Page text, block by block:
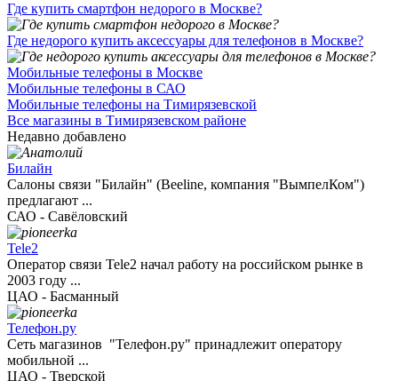
Где купить смартфон недорого в Москве?
Где недорого купить аксессуары для телефонов в Москве?
Мобильные телефоны в Москве
Мобильные телефоны в САО
Мобильные телефоны на Тимирязевской
Все магазины в Тимирязевском районе
Недавно добавлено
Билайн
Салоны связи "Билайн" (Beeline, компания "ВымпелКом")
предлагают ...
САО - Савёловский
Tele2
Оператор связи Tele2 начал работу на российском рынке в
2003 году ...
ЦАО - Басманный
Телефон.ру
Сеть магазинов "Телефон.ру" принадлежит оператору
мобильной ...
ЦАО - Тверской